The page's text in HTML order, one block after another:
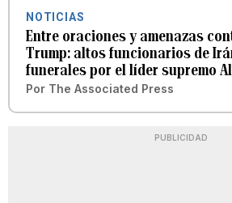
NOTICIAS
Entre oraciones y amenazas
Trump: altos funcionarios de
funerales por el líder supremo
Por The Associated Press
PUBLICIDAD